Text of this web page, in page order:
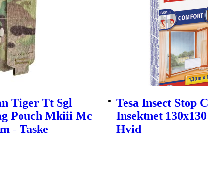
Tiger Tt Sgl
Pouch Mkiii Mc
- Taske
Tesa Insect Stop
Insektnet
Hvid